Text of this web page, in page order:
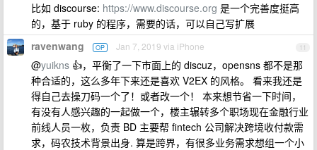
比如 discourse: https://www.discourse.org 是一个完善度挺高
的，基于 ruby 的程序，需要的话，可以自己写扩展
11
ravenwang OP Jan 7, 2019 via iPhone
@yuikns 👍，平衡了一下市面上的 discuz，opensns 都不是那
种合适的，这么多年下来还是喜欢 V2EX 的风格。 看来我还是
得自己去操刀码一个了！或者改一个！ 本来想节省一下时间，
有没有人感兴趣的一起做一个，楼主辗转多个职场现在金融行业
前线人员一枚，负责 BD 主要帮 fintech 公司解决跨境收付款需
求，码农技术背景出身. 算是跨界，有很多业务需求想组一个小